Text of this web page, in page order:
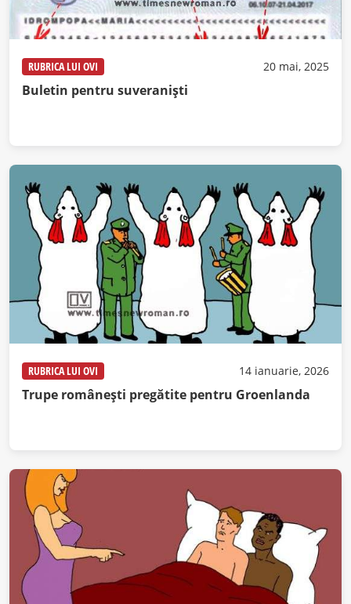
RUBRICA LUI OVI 20 mai, 2025
Buletin pentru suveraniști
RUBRICA LUI OVI 14 ianuarie, 2026
Trupe românești pregătite pentru Groenlanda